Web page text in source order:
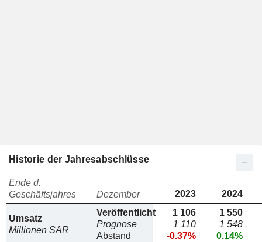
Historie der Jahresabschlüsse
Ende d.
Geschäftsjahres
Dezember 2023 2024
Umsatz
Millionen SAR
Veröffentlicht
Prognose
Abstand
1 106
1 110
-0.37%
1 550
1 548
0.14%